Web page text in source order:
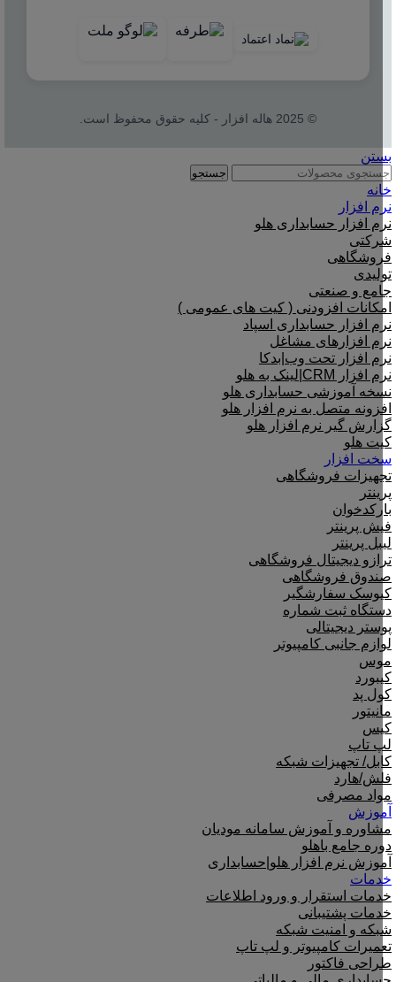
© 2025 هاله افزار - کلیه حقوق محفوظ است.
بستن
جستجو
خانه
نرم افزار
نرم افزار حسابداری هلو
شرکتی
فروشگاهی
تولیدی
جامع و صنعتی
امکانات افزودنی ( کیت های عمومی )
نرم افزار حسابداری اسپاد
نرم افزارهای مشاغل
نرم افزار تحت وب|بدکا
نرم افزار CRM|لینک به هلو
نسخه آموزشی حسابداری هلو
افزونه متصل به نرم افزار هلو
گزارش گیر نرم افزار هلو
کیت هلو
سخت افزار
تجهیزات فروشگاهی
پرینتر
بارکدخوان
فیش پرینتر
لیبل پرینتر
ترازو دیجیتال فروشگاهی
صندوق فروشگاهی
کیوسک سفارشگیر
دستگاه ثبت شماره
پوستر دیجیتالی
لوازم جانبی کامپیوتر
موس
کیبورد
کول پد
مانیتور
کیس
لپ تاپ
کابل/ تجهیزات شبکه
فلش/هارد
مواد مصرفی
آموزش
مشاوره و آموزش سامانه مودیان
دوره جامع باهلو
آموزش نرم افزار هلو|حسابداری
خدمات
خدمات استقرار و ورود اطلاعات
خدمات پشتیبانی
شبکه و امنیت شبکه
تعمیرات کامپیوتر و لپ تاپ
طراحی فاکتور